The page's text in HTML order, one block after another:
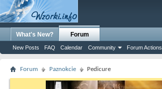
What's New? Forum
New Posts FAQ Calendar Community Forum Actions
Forum Paznokcie Pedicure